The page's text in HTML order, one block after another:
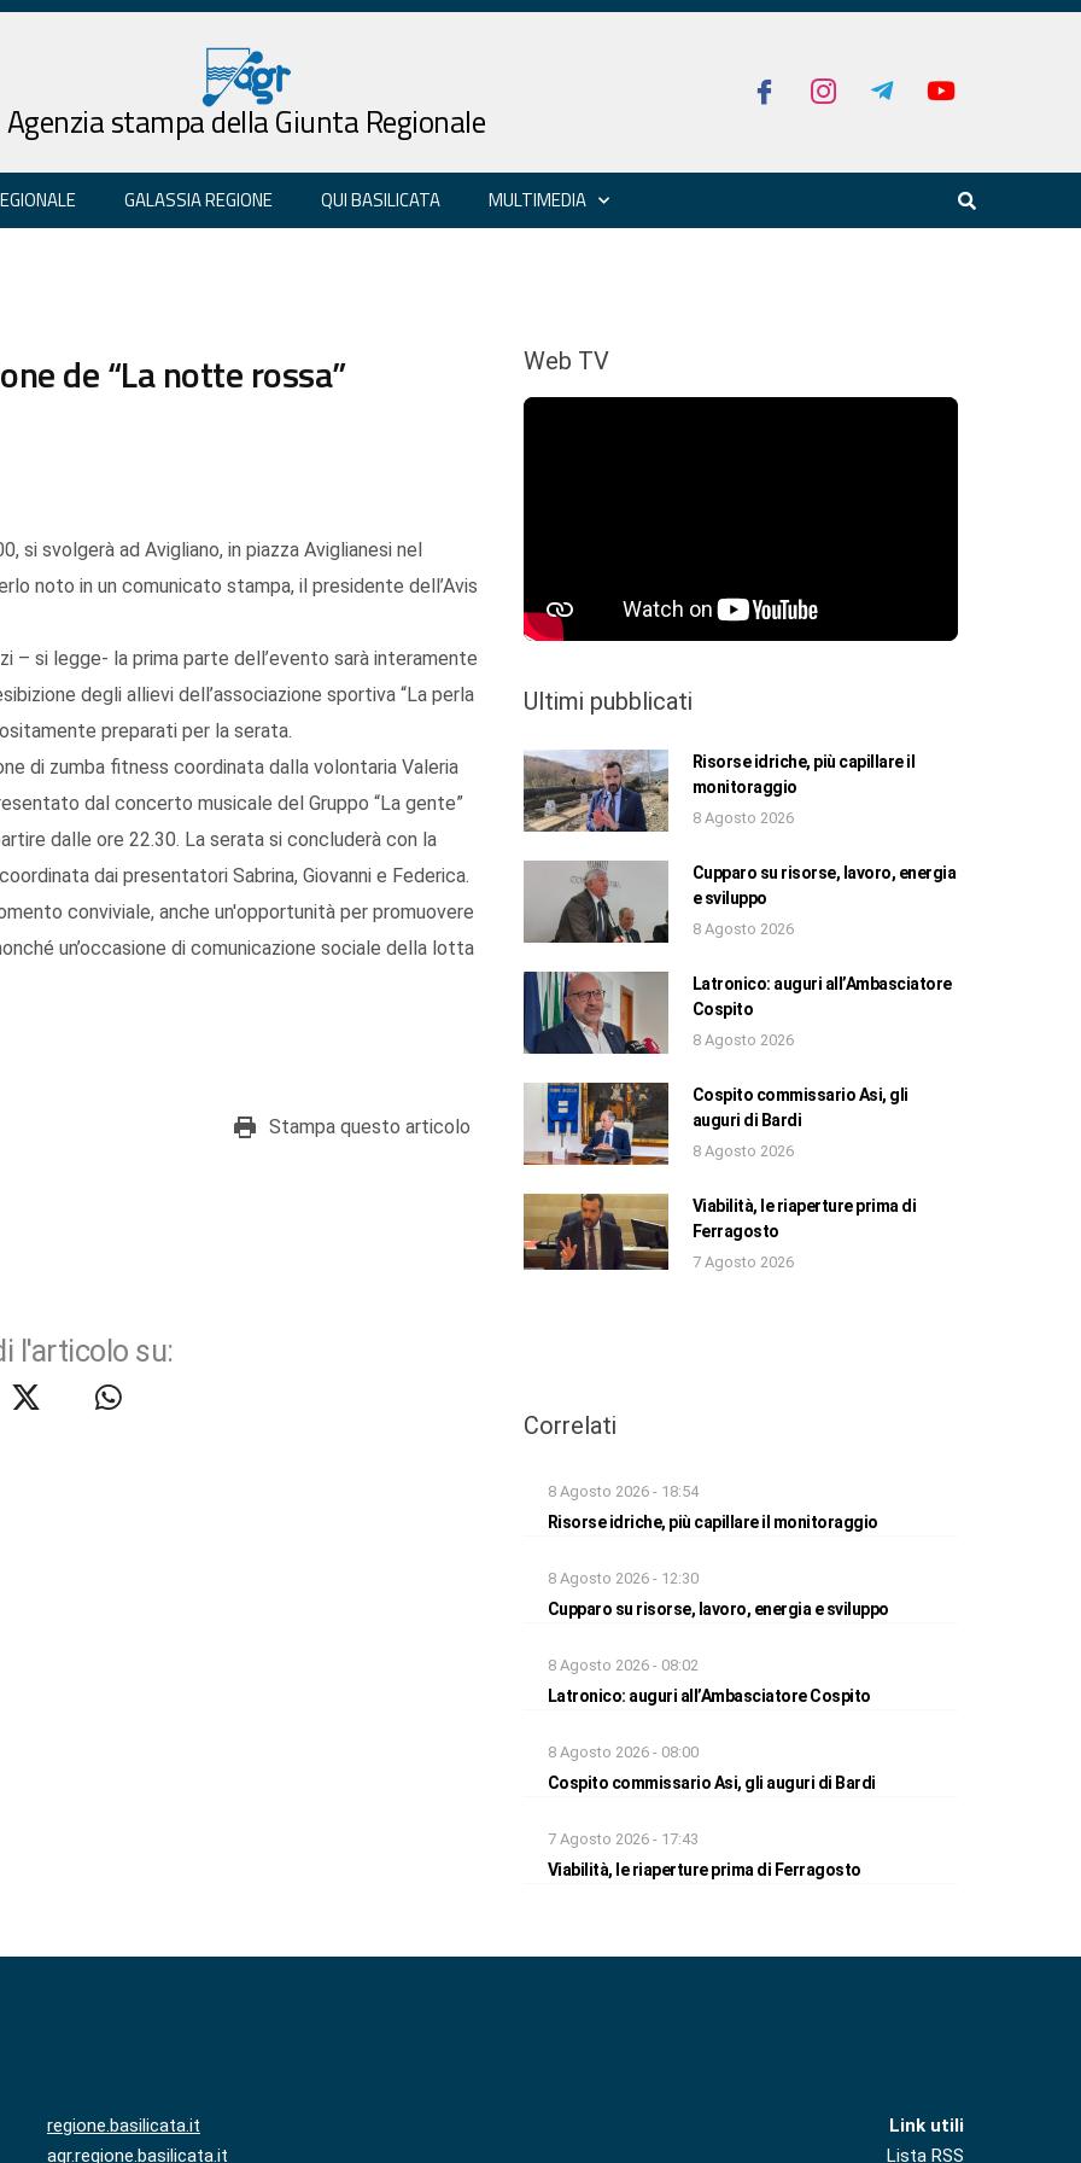
Agenzia stampa della Giunta Regionale
GALASSIA REGIONE QUI BASILICATA MULTIMEDIA
de “La notte rossa”
si svolgerà ad Avigliano, in piazza Aviglianesi nel
noto in un comunicato stampa, il presidente dell’Avis
– si legge- la prima parte dell’evento sarà interamente
degli allievi dell’associazione sportiva “La perla
preparati per la serata.
di zumba fitness coordinata dalla volontaria Valeria
dal concerto musicale del Gruppo “La gente”
dalle ore 22.30. La serata si concluderà con la
dai presentatori Sabrina, Giovanni e Federica.
conviviale, anche un'opportunità per promuovere
un’occasione di comunicazione sociale della lotta
Stampa questo articolo
l'articolo su:
Web TV
Ultimi pubblicati
Risorse idriche, più capillare il
monitoraggio
8 Agosto 2026
Cupparo su risorse, lavoro, energia
e sviluppo
8 Agosto 2026
Latronico: auguri all’Ambasciatore
Cospito
8 Agosto 2026
Cospito commissario Asi, gli
auguri di Bardi
8 Agosto 2026
Viabilità, le riaperture prima di
Ferragosto
7 Agosto 2026
Correlati
8 Agosto 2026 - 18:54
Risorse idriche, più capillare il monitoraggio
8 Agosto 2026 - 12:30
Cupparo su risorse, lavoro, energia e sviluppo
8 Agosto 2026 - 08:02
Latronico: auguri all’Ambasciatore Cospito
8 Agosto 2026 - 08:00
Cospito commissario Asi, gli auguri di Bardi
7 Agosto 2026 - 17:43
Viabilità, le riaperture prima di Ferragosto
regione.basilicata.it
agr.regione.basilicata.it
Link utili
Lista RSS